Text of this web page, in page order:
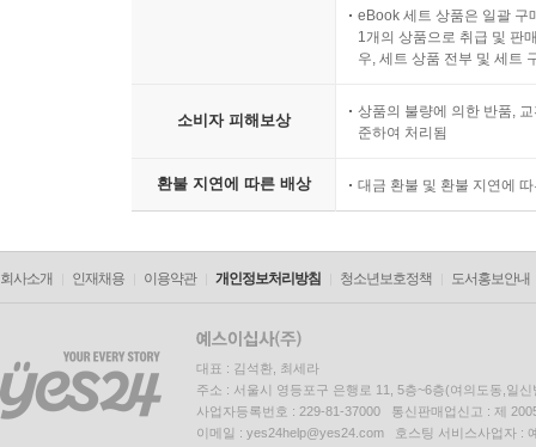
eBook 세트 상품은 일괄 구
1개의 상품으로 취급 및 판
우, 세트 상품 전부 및 세트
소비자 피해보상
상품의 불량에 의한 반품,
준하여 처리됨
환불 지연에 따른 배상 대금 환불 및 환불 지연에
회사소개 인재채용 이용약관 개인정보처리방침 청소년보호정책 도서홍보안내
대표 : 김석환, 최세라
주소 : 서울시 영등포구 은행로 11, 5층~6층(여의도동,일신
사업자등록번호 : 229-81-37000 통신판매업신고 : 제
이메일 : yes24help@yes24.com 호스팅 서비스사업자 :